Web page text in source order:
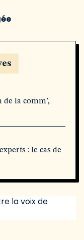
la comm’,
: le cas de